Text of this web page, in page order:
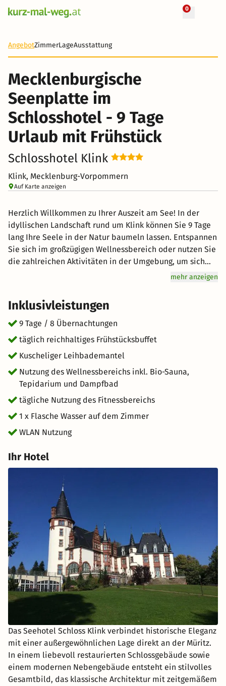
0
AngebotZimmerLageAusstattung
Mecklenburgische
Seenplatte im
Schlosshotel - 9 Tage
Urlaub mit Frühstück
Schlosshotel Klink
Klink, Mecklenburg-Vorpommern
Auf Karte anzeigen
Herzlich Willkommen zu Ihrer Auszeit am See! In der
idyllischen Landschaft rund um Klink können Sie 9 Tage
lang Ihre Seele in der Natur baumeln lassen. Entspannen
Sie sich im großzügigen Wellnessbereich oder nutzen Sie
die zahlreichen Aktivitäten in der Umgebung, um sich
einen unvergesslichen Tag mit Ihrem Partner oder der
Sehenswürdigkeiten oder vergnügen Sie sich am See. In
Klink hat jeder seinen Spaß. Genuss wird hier groß
geschrieben: Starten Sie mit einem reichhaltigen
Frühstücksbuffet für Genießer vital in den Tag. Freuen Sie
sich auf hervorragenden Service und eine entspannte
Atmosphäre für einen einzigartigen Urlaub. kurz-mal-
weg.de wünscht Ihnen einen großartigen Aufenthalt im
schönen Klink.
mehr anzeigen
Inklusivleistungen
9 Tage / 8 Übernachtungen
täglich reichhaltiges Frühstücksbuffet
Kuscheliger Leihbademantel
Nutzung des Wellnessbereichs inkl. Bio-Sauna,
Tepidarium und Dampfbad
tägliche Nutzung des Fitnessbereichs
1 x Flasche Wasser auf dem Zimmer
WLAN Nutzung
Ihr Hotel
Das Seehotel Schloss Klink verbindet historische Eleganz
mit einer außergewöhnlichen Lage direkt an der Müritz.
In einem liebevoll restaurierten Schlossgebäude sowie
einem modernen Nebengebäude entsteht ein stilvolles
Gesamtbild, das klassische Architektur mit zeitgemäßem